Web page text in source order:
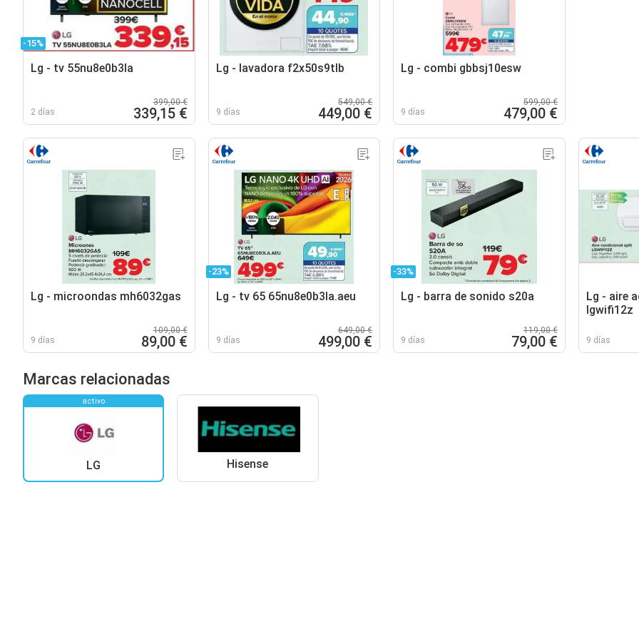
-15%
Lg - tv 55nu8e0b3la
2 días
399,00 €
339,15 €
Lg - lavadora f2x50s9tlb
9 días
549,00 €
449,00 €
Lg - combi gbbsj10esw
9 días
599,00 €
479,00 €
Lg - microondas mh6032gas
9 días
109,00 €
89,00 €
-23%
Lg - tv 65 65nu8e0b3la.aeu
9 días
649,00 €
499,00 €
-33%
Lg - barra de sonido s20a
9 días
119,00 €
79,00 €
Lg - aire
lgwifi12z
9 días
Marcas relacionadas
activo
LG Hisense